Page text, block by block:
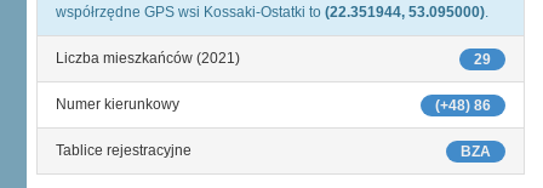
współrzędne GPS wsi Kossaki-Ostatki to (22.351944, 53.095000).
29
Liczba mieszkańców (2021)
(+48) 86
Numer kierunkowy
BZA
Tablice rejestracyjne